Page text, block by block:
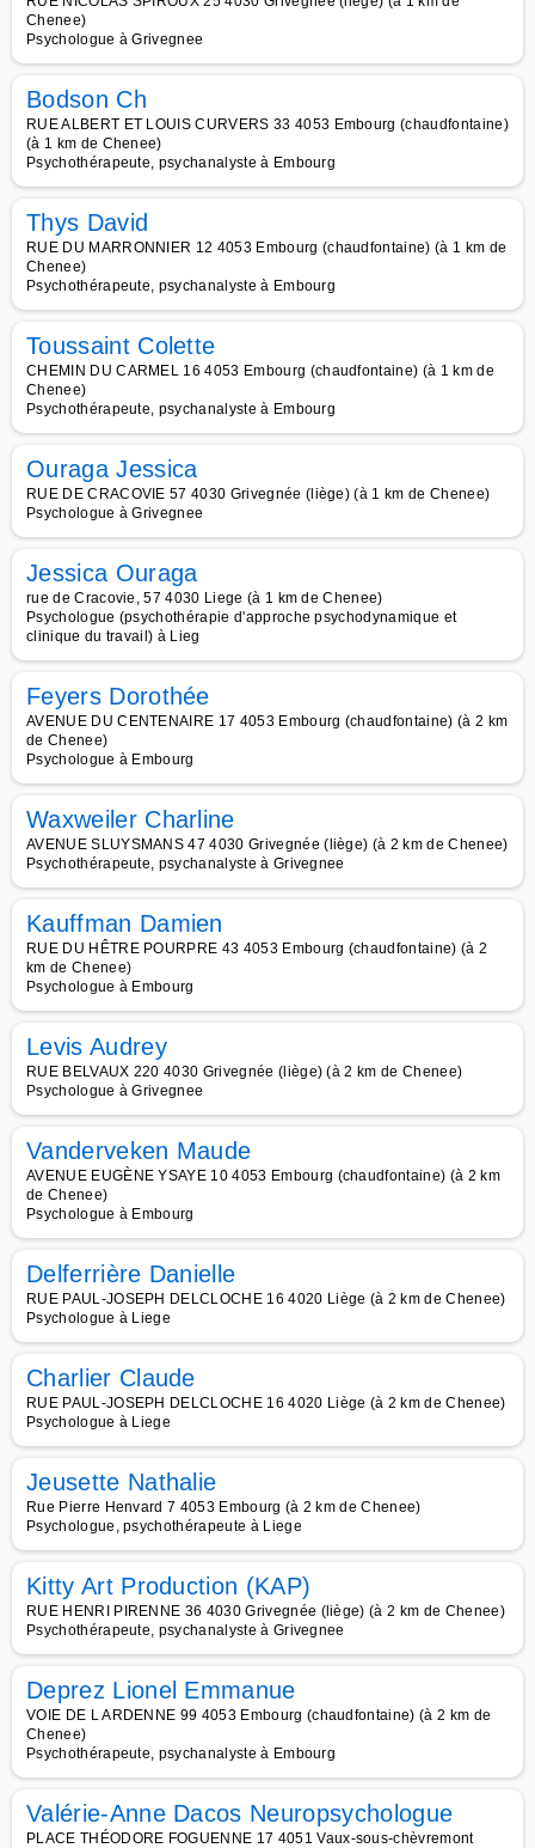
Chenee)
Psychologue à Grivegnee
Bodson Ch
RUE ALBERT ET LOUIS CURVERS 33 4053 Embourg (chaudfontaine)
(à 1 km de Chenee)
Psychothérapeute, psychanalyste à Embourg
Thys David
RUE DU MARRONNIER 12 4053 Embourg (chaudfontaine) (à 1 km de
Chenee)
Psychothérapeute, psychanalyste à Embourg
Toussaint Colette
CHEMIN DU CARMEL 16 4053 Embourg (chaudfontaine) (à 1 km de
Chenee)
Psychothérapeute, psychanalyste à Embourg
Ouraga Jessica
RUE DE CRACOVIE 57 4030 Grivegnée (liège) (à 1 km de Chenee)
Psychologue à Grivegnee
Jessica Ouraga
rue de Cracovie, 57 4030 Liege (à 1 km de Chenee)
Psychologue (psychothérapie d'approche psychodynamique et
clinique du travail) à Lieg
Feyers Dorothée
AVENUE DU CENTENAIRE 17 4053 Embourg (chaudfontaine) (à 2 km
de Chenee)
Psychologue à Embourg
Waxweiler Charline
AVENUE SLUYSMANS 47 4030 Grivegnée (liège) (à 2 km de Chenee)
Psychothérapeute, psychanalyste à Grivegnee
Kauffman Damien
RUE DU HÊTRE POURPRE 43 4053 Embourg (chaudfontaine) (à 2
km de Chenee)
Psychologue à Embourg
Levis Audrey
RUE BELVAUX 220 4030 Grivegnée (liège) (à 2 km de Chenee)
Psychologue à Grivegnee
Vanderveken Maude
AVENUE EUGÈNE YSAYE 10 4053 Embourg (chaudfontaine) (à 2 km
de Chenee)
Psychologue à Embourg
Delferrière Danielle
RUE PAUL-JOSEPH DELCLOCHE 16 4020 Liège (à 2 km de Chenee)
Psychologue à Liege
Charlier Claude
RUE PAUL-JOSEPH DELCLOCHE 16 4020 Liège (à 2 km de Chenee)
Psychologue à Liege
Jeusette Nathalie
Rue Pierre Henvard 7 4053 Embourg (à 2 km de Chenee)
Psychologue, psychothérapeute à Liege
Kitty Art Production (KAP)
RUE HENRI PIRENNE 36 4030 Grivegnée (liège) (à 2 km de Chenee)
Psychothérapeute, psychanalyste à Grivegnee
Deprez Lionel Emmanue
VOIE DE L ARDENNE 99 4053 Embourg (chaudfontaine) (à 2 km de
Chenee)
Psychothérapeute, psychanalyste à Embourg
Valérie-Anne Dacos Neuropsychologue
PLACE THÉODORE FOGUENNE 17 4051 Vaux-sous-chèvremont